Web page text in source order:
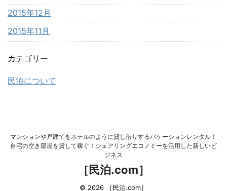
2015年12月
2015年11月
カテゴリー
民泊について
マンションや戸建てをホテルのように貸し借りするバケーションレンタル！
自宅の空き部屋を貸して稼ぐ！シェアリングエコノミーを活用した新しいビ
ジネス
［民泊.com］
© 2026 ［民泊.com］